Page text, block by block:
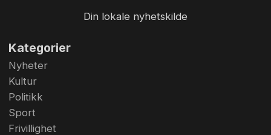
Jannicke er rett og slett en pionér,...
Din lokale nyhetskilde
Kategorier
Nyheter
Kultur
Politikk
Sport
Frivillighet